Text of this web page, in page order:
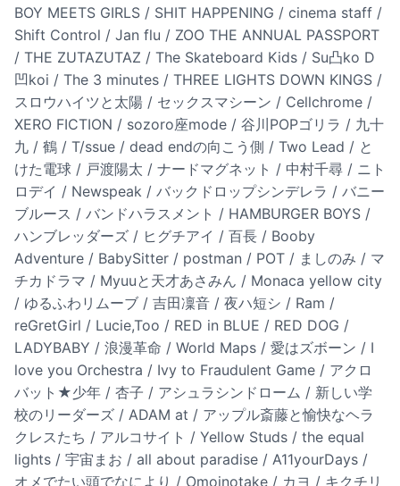
BOY MEETS GIRLS / SHIT HAPPENING / cinema staff /
Shift Control / Jan flu / ZOO THE ANNUAL PASSPORT
/ THE ZUTAZUTAZ / The Skateboard Kids / Su凸ko D
凹koi / The 3 minutes / THREE LIGHTS DOWN KINGS /
スロウハイツと太陽 / セックスマシーン / Cellchrome /
XERO FICTION / sozoro座mode / 谷川POPゴリラ / 九十
九 / 鶴 / T/ssue / dead endの向こう側 / Two Lead / と
けた電球 / 戸渡陽太 / ナードマグネット / 中村千尋 / ニト
ロデイ / Newspeak / バックドロップシンデレラ / バニー
ブルース / バンドハラスメント / HAMBURGER BOYS /
ハンブレッダーズ / ヒグチアイ / 百長 / Booby
Adventure / BabySitter / postman / POT / ましのみ / マ
チカドラマ / Myuuと天才あさみん / Monaca yellow city
/ ゆるふわリムーブ / 吉田凜音 / 夜ハ短シ / Ram /
reGretGirl / Lucie,Too / RED in BLUE / RED DOG /
LADYBABY / 浪漫革命 / World Maps / 愛はズボーン / I
love you Orchestra / Ivy to Fraudulent Game / アクロ
バット★少年 / 杏子 / アシュラシンドローム / 新しい学
校のリーダーズ / ADAM at / アップル斎藤と愉快なヘラ
クレスたち / アルコサイト / Yellow Studs / the equal
lights / 宇宙まお / all about paradise / A11yourDays /
オメでたい頭でなにより / Omoinotake / カヨ / キクチリ